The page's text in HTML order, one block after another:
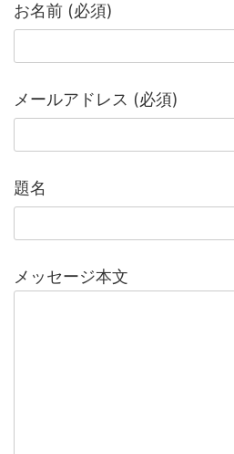
お名前 (必須)
メールアドレス (必須)
題名
メッセージ本文